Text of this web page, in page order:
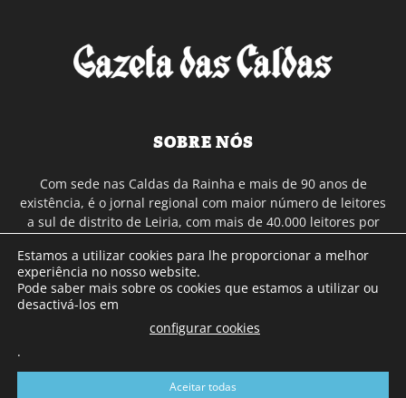
SOBRE NÓS
Com sede nas Caldas da Rainha e mais de 90 anos de
existência, é o jornal regional com maior número de leitores
a sul de distrito de Leiria, com mais de 40.000 leitores por
Continental e assinatura online.
SIGA-NOS
Estamos a utilizar cookies para lhe proporcionar a melhor
experiência no nosso website.
Pode saber mais sobre os cookies que estamos a utilizar ou
desactivá-los em
configurar cookies
.
Aceitar todas